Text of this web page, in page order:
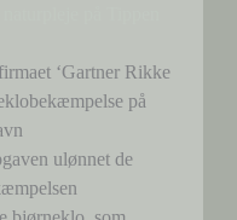
‘Gartner Rikke
på
ulønnet de